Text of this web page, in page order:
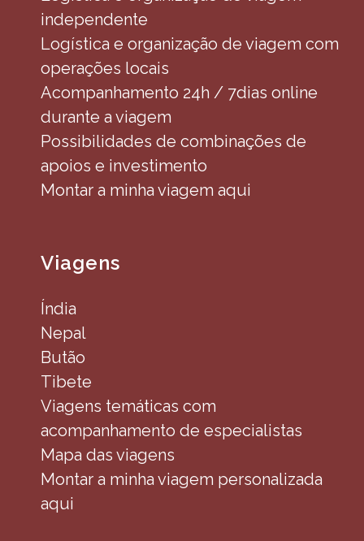
independente
Logística e organização de viagem com
operações locais
Acompanhamento 24h / 7dias online
durante a viagem
Possibilidades de combinações de
apoios e investimento
Montar a minha viagem aqui
Viagens
Índia
Nepal
Butão
Tibete
Viagens temáticas com
acompanhamento de especialistas
Mapa das viagens
Montar a minha viagem personalizada
aqui